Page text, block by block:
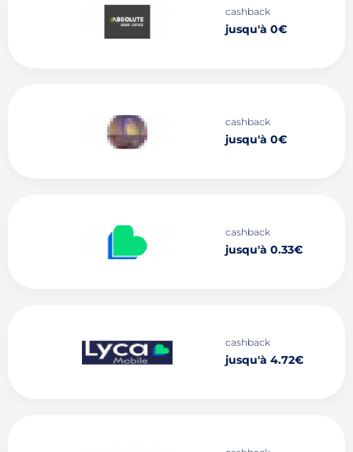
cashback
jusqu'à 0€
cashback
jusqu'à 0€
cashback
jusqu'à 0.33€
cashback
jusqu'à 4.72€